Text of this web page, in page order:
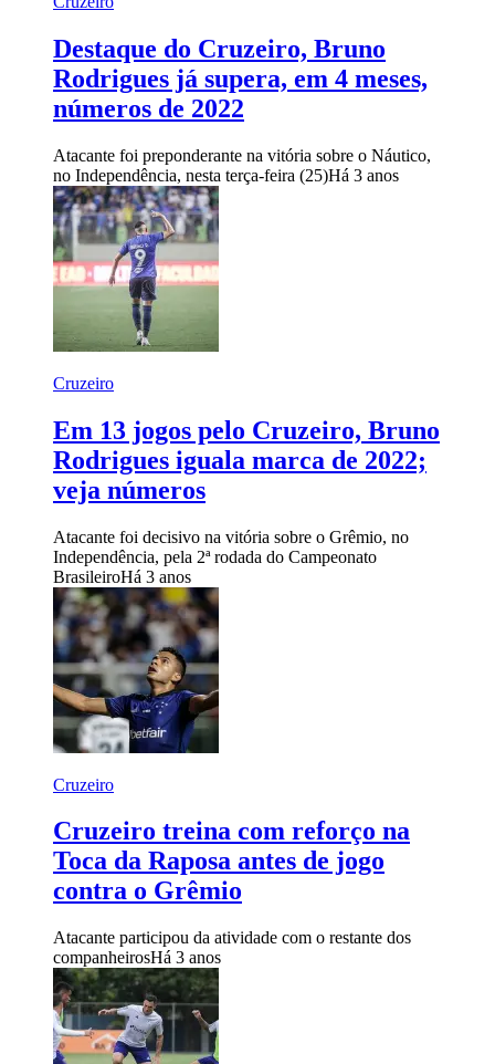
Destaque do Cruzeiro, Bruno
Rodrigues já supera, em 4 meses,
números de 2022
Atacante foi preponderante na vitória sobre o Náutico,
no Independência, nesta terça-feira (25)Há 3 anos
Cruzeiro
Em 13 jogos pelo Cruzeiro, Bruno
Rodrigues iguala marca de 2022;
veja números
Atacante foi decisivo na vitória sobre o Grêmio, no
Independência, pela 2ª rodada do Campeonato
BrasileiroHá 3 anos
Cruzeiro
Cruzeiro treina com reforço na
Toca da Raposa antes de jogo
contra o Grêmio
Atacante participou da atividade com o restante dos
companheirosHá 3 anos